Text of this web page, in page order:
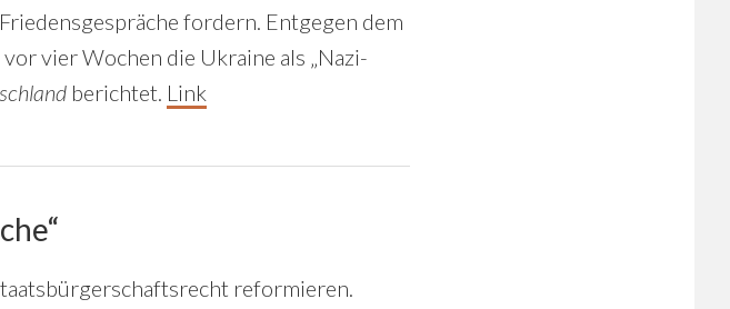
fordern. Entgegen dem
vier Wochen die Ukraine als „Nazi-
berichtet. Link
reformieren.